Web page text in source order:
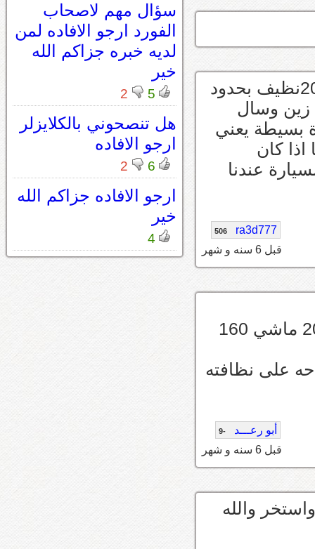
قبل ازمة كرونا شرا صديق لي سكايلاد 2007نظيف بحدود
زين وسال
بسيطة يعني
كان
عندنا
ra3d777
506
قبل 6 سنه و شهر
قريب لي اشترى قبل 4 اشهر اسكاليد 2007 ماشي 160
على نظافته
أبو رعـــد -9
قبل 6 سنه و شهر
والله
سؤال مهم لاصحاب
الفورد ارجو الافاده لمن
لديه خبره جزاكم الله
خير
5
2
هل تنصحوني بالكلايزلر
ارجو الافاده
6
2
ارجو الافاده جزاكم الله
خير
4